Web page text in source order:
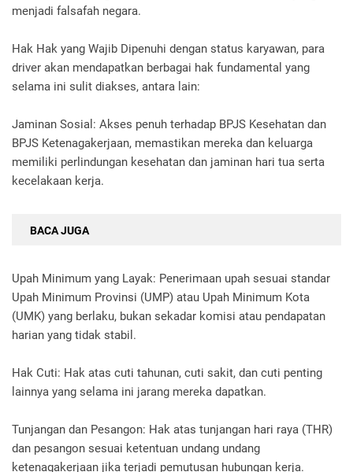
menjadi falsafah negara.
Hak Hak yang Wajib Dipenuhi dengan status karyawan, para
driver akan mendapatkan berbagai hak fundamental yang
selama ini sulit diakses, antara lain:
Jaminan Sosial: Akses penuh terhadap BPJS Kesehatan dan
BPJS Ketenagakerjaan, memastikan mereka dan keluarga
memiliki perlindungan kesehatan dan jaminan hari tua serta
kecelakaan kerja.
BACA JUGA
Upah Minimum yang Layak: Penerimaan upah sesuai standar
Upah Minimum Provinsi (UMP) atau Upah Minimum Kota
(UMK) yang berlaku, bukan sekadar komisi atau pendapatan
harian yang tidak stabil.
Hak Cuti: Hak atas cuti tahunan, cuti sakit, dan cuti penting
lainnya yang selama ini jarang mereka dapatkan.
Tunjangan dan Pesangon: Hak atas tunjangan hari raya (THR)
dan pesangon sesuai ketentuan undang undang
ketenagakerjaan jika terjadi pemutusan hubungan kerja.